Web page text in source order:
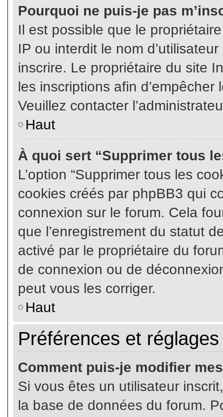
Pourquoi ne puis-je pas
Il est possible que le
IP ou interdit le nom
inscrire. Le propriétaire du site
les inscriptions afin d’empêcher
Veuillez contacter
Haut
À quoi sert “Supprimer tous
L’option “Supprimer tous les
cookies créés par phpBB3 qui
connexion sur le forum. Cela
que l’enregistrement du statut
activé par le propriétaire du
de connexion ou de
peut vous les corriger.
Haut
Préférences et
Comment puis-je modifier
Si vous êtes un utilisateur
la base de données du forum.